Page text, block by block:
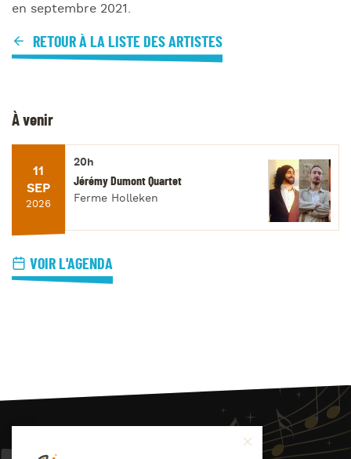
en septembre 2021.
RETOUR À LA LISTE DES ARTISTES
À venir
11
SEP
2026
20h
Jérémy Dumont Quartet
Ferme Holleken
VOIR L'AGENDA
JAZZ